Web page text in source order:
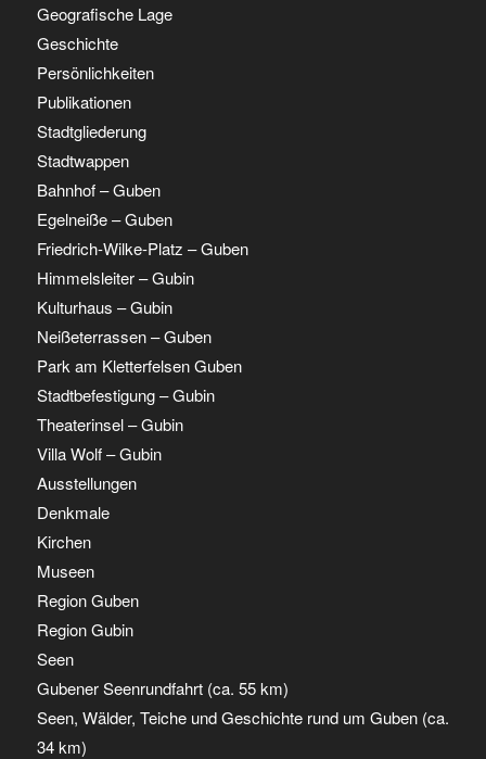
Geografische Lage
Geschichte
Persönlichkeiten
Publikationen
Stadtgliederung
Stadtwappen
Bahnhof – Guben
Egelneiße – Guben
Friedrich-Wilke-Platz – Guben
Himmelsleiter – Gubin
Kulturhaus – Gubin
Neißeterrassen – Guben
Park am Kletterfelsen Guben
Stadtbefestigung – Gubin
Theaterinsel – Gubin
Villa Wolf – Gubin
Ausstellungen
Denkmale
Kirchen
Museen
Region Guben
Region Gubin
Seen
Gubener Seenrundfahrt (ca. 55 km)
Seen, Wälder, Teiche und Geschichte rund um Guben (ca.
34 km)